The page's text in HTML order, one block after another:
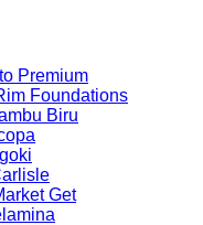
Premium
Foundations
Biru
Get